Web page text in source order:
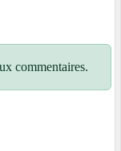
commentaires.